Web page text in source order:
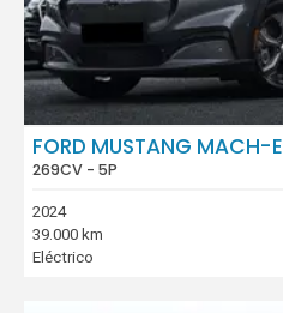
FORD MUSTANG MACH-E
269CV - 5P
2024
39.000 km
Eléctrico